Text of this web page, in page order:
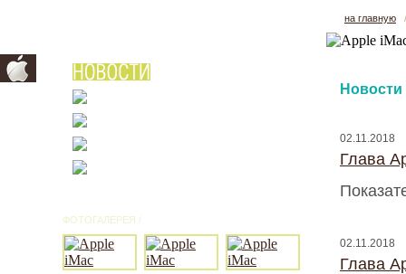
ФОТОГАЛЕРЕЯ /
на главную
Новости
02.11.2018
Глава
02.11.2018
Глава